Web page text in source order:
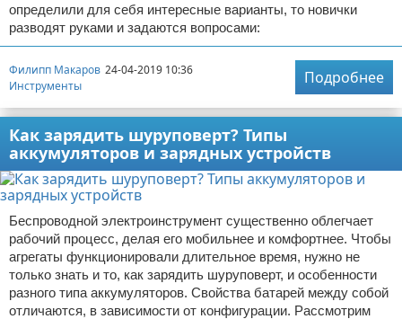
определили для себя интересные варианты, то новички
разводят руками и задаются вопросами:
Филипп Макаров 24-04-2019 10:36
Инструменты
Подробнее
Как зарядить шуруповерт? Типы
аккумуляторов и зарядных устройств
Беспроводной электроинструмент существенно облегчает
рабочий процесс, делая его мобильнее и комфортнее. Чтобы
агрегаты функционировали длительное время, нужно не
только знать и то, как зарядить шуруповерт, и особенности
разного типа аккумуляторов. Свойства батарей между собой
отличаются, в зависимости от конфигурации. Рассмотрим